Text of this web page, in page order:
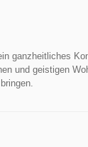
ganzheitliches
und geistigen